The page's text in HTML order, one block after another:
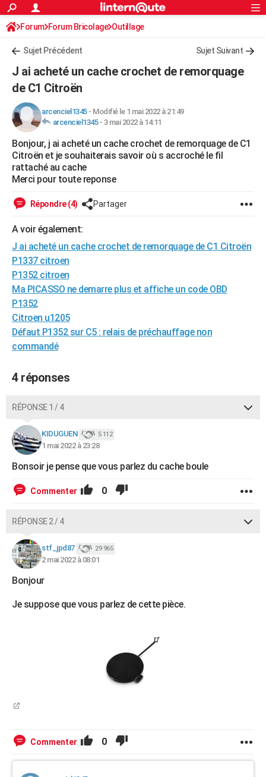
ACTUALITÉS
Politique
Société
Faits Divers
Education
Monde
Villes
+
Programme TV
TNTStreaming
Cinéma
Sorties cinéma
Musique
FINANCE
Retraite
Impôts
Epargne
Immobilier
Risques naturels par ville
Banque
Assurance
Crédit
AUTO
Essais
Réserver un essai
Citadines
Berlines
SUV
Forum auto
HIGH-TECH
Mobiles
Meilleur smartphone
Internet
Ordinateurs
Jeux vidéo
Guide high-tech
+BRICOLAGE
Forum
Aménagement intérieur
Extérieur
Cuisine
Salle de bains
Jardinage
Rangement
WEEK-END
Guides de France
Escapades
Patrimoine
Expositions
Musées
Week-end nature
LIFESTYLE
Art de vivre
Bien-être
Loisirs
Mode
Modes de vie
SANTE
Alimentation
Guide de la santé
Maladies
Médicaments
Sommeil
VOYAGE
Destinations
City break
Voyage nature
Voyage de noces
Forum
Climat
+PHOTO
GUIDES D'ACHAT
BONS PLANS
CARTE DE VOEUX
Carte de Noël
Carte Bonne année
Carte Saint-Valentin
Carte Pâques
Carte d'anniversaire
DICTIONNAIRE
PROGRAMME TV
COPAINS D'AVANT
S'inscrire
Se connecter
Lycées
Collèges
Primaires
Universités
Entreprises
Service militaire
Avis de recherche
AVIS DE DÉCÈS
Bricolage
Lifestyle
Culture
Sport
Auto
Television
Voyage
Cinema
S'inscrire
Connexion
Forum Forum Bricolage Outillage
Sujet Précédent Sujet Suivant
J ai acheté un cache crochet de remorquage
de C1 Citroën
arcenciel1345- Modifié le 1 mai 2022 à 21:49
arcenciel1345- 3 mai 2022 à 14:11
Bonjour, j ai acheté un cache crochet de remorquage de C1
Citroën et je souhaiterais savoir où s accroché le fil
rattaché au cache
Merci pour toute reponse
Répondre (4) Partager
A voir également:
J ai acheté un cache crochet de remorquage de C1 Citroën
P1337 citroen
P1352 citroen
Ma PICASSO ne demarre plus et affiche un code OBD
P1352
Citroen u1205
Défaut P1352 sur C5 : relais de préchauffage non
commandé
4 réponses
RÉPONSE 1 / 4
KIDUGUEN 5 112
1 mai 2022 à 23:28
Bonsoir je pense que vous parlez du cache boule
Commenter 0
RÉPONSE 2 / 4
stf_jpd87 29 965
2 mai 2022 à 08:01
Bonjour
Je suppose que vous parlez de cette pièce.
Commenter 0